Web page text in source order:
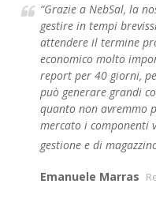
“Grazie a NebSal, la
gestire in tempi
attendere il termine
economico molto
report per 40 giorni,
può generare grandi
quanto non avremmo
mercato i componenti
gestione e di
Emanuele Marras